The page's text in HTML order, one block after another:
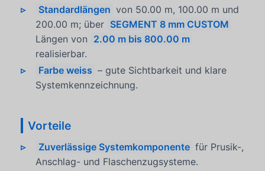
Standardlängen von 50.00 m, 100.00 m und
200.00 m; über SEGMENT 8 mm CUSTOM
Längen von 2.00 m bis 800.00 m
realisierbar.
Farbe weiss – gute Sichtbarkeit und klare
Systemkennzeichnung.
Vorteile
Zuverlässige Systemkomponente für Prusik-,
Anschlag- und Flaschenzugsysteme.